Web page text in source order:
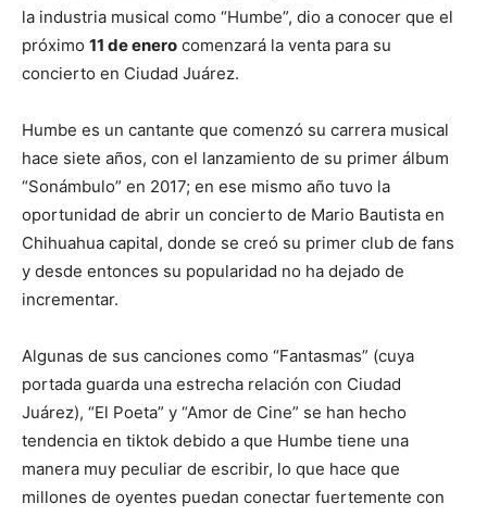
la industria musical como “Humbe”, dio a conocer que el
próximo 11 de enero comenzará la venta para su
concierto en Ciudad Juárez.
Humbe es un cantante que comenzó su carrera musical
hace siete años, con el lanzamiento de su primer álbum
“Sonámbulo” en 2017; en ese mismo año tuvo la
oportunidad de abrir un concierto de Mario Bautista en
Chihuahua capital, donde se creó su primer club de fans
y desde entonces su popularidad no ha dejado de
incrementar.
Algunas de sus canciones como “Fantasmas” (cuya
portada guarda una estrecha relación con Ciudad
Juárez), “El Poeta” y “Amor de Cine” se han hecho
tendencia en tiktok debido a que Humbe tiene una
manera muy peculiar de escribir, lo que hace que
millones de oyentes puedan conectar fuertemente con